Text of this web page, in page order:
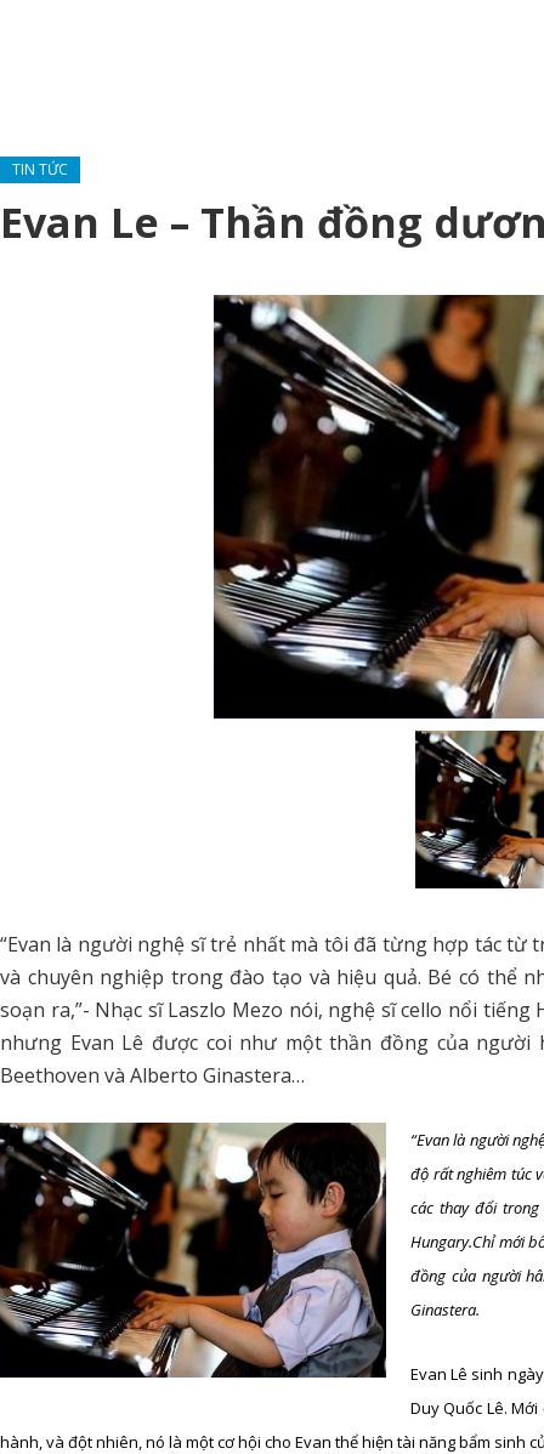
TIN TỨC
Evan Le – Thần đồng
“Evan là người nghệ sĩ trẻ nhất mà tôi đã từng hợp tác
và chuyên nghiệp trong đào tạo và hiệu quả. Bé có thể
soạn ra,”- Nhạc sĩ Laszlo Mezo nói, nghệ sĩ cello nổi
nhưng Evan Lê được coi như một thần đồng của người
Beethoven và Alberto Ginastera…
“Evan là người
độ rất nghiêm túc
các thay đổi trong
Hungary.Chỉ mới
đồng của người
Ginastera.
Evan Lê sinh
Duy Quốc Lê.
hành, và đột nhiên, nó là một cơ hội cho Evan thể hiện tài năng bẩm sinh